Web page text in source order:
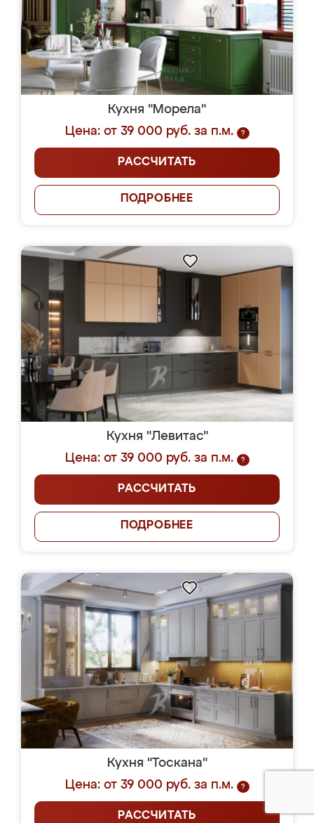
Кухня "Морела"
Цена: от 39 000 руб. за п.м.
?
РАССЧИТАТЬ
ПОДРОБНЕЕ
Кухня "Левитас"
Цена: от 39 000 руб. за п.м.
?
РАССЧИТАТЬ
ПОДРОБНЕЕ
Кухня "Тоскана"
Цена: от 39 000 руб. за п.м.
?
РАССЧИТАТЬ